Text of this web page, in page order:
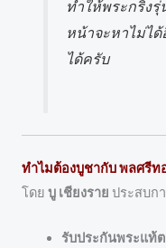
ทำให้พระกริ่งรุ่
หน้าจะหาไม่ได้
ได้ครับ
ทำไมต้องบูชากับ พลศรีท
โดย บู เชียงราย ประสบก
รับประกันพระแท้